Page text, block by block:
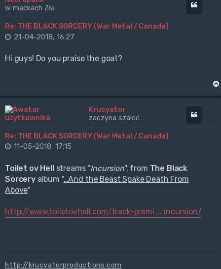
w mackach Zła
Re: THE BLACK SORCERY (War Metal / Canada)
21-04-2018, 16:27
Hi guys! Do you praise the goat?
Krucyator
zaczyna szaleć
Re: THE BLACK SORCERY (War Metal / Canada)
11-05-2018, 17:15
Toilet ov Hellstreams "Incursion", from The Black
Sorceryalbum "…And the Beast Spake Death From
Above"
http://www.toiletovhell.com/track-premi ... incursion/
http://krucyatorproductions.com